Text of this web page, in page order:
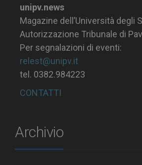
unipv.news
Magazine dell’Università degli
Autorizzazione Tribunale di
Per segnalazioni di eventi:
relest@unipv.it
tel. 0382.984223
CONTATTI
Archivio